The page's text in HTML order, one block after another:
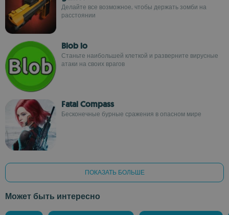
Делайте все возможное, чтобы держать зомби на
расстоянии
Blob io
Станьте наибольшей клеткой и разверните вирусные
атаки на своих врагов
Fatal Compass
Бесконечные бурные сражения в опасном мире
ПОКАЗАТЬ БОЛЬШЕ
Может быть интересно